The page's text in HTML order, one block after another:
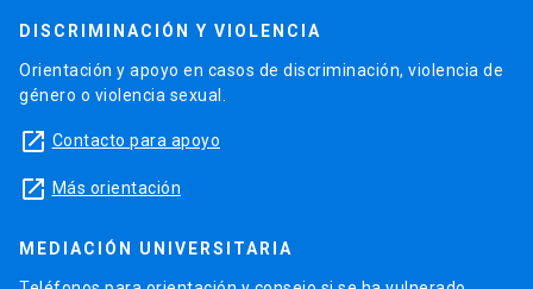
DISCRIMINACIÓN Y VIOLENCIA
Orientación y apoyo en casos de discriminación, violencia de
género o violencia sexual.
launch Contacto para apoyo
launch Más orientación
MEDIACIÓN UNIVERSITARIA